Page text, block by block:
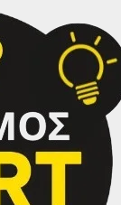
σας.